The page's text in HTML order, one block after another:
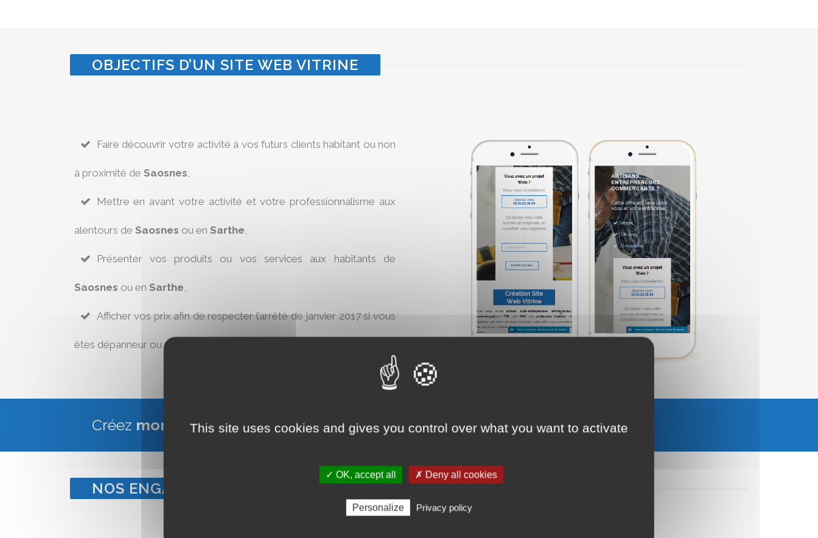
OBJECTIFS D’UN SITE WEB VITRINE
Faire découvrir votre activité à vos futurs clients habitant ou non
à proximité de Saosnes
Mettre en avant votre activité et votre professionnalisme aux
alentours de Saosnes ou en Sarthe
Présenter vos produits ou vos services aux habitants de
Saosnes ou en Sarthe
Afficher vos prix afin de respecter l’arrêté de janvier 2017 si vous
êtes dépanneur ou réparateur à
Créez mon site Web Vitrinemaintenant : AJOUTER AU PANIER
NOS ENGAGEMENTS POUR VOTRE SITE WEB VITRINE
This site uses cookies and gives you control over what you want to activate
✓ OK, accept all ✗ Deny all cookies
Personalize Privacy policy